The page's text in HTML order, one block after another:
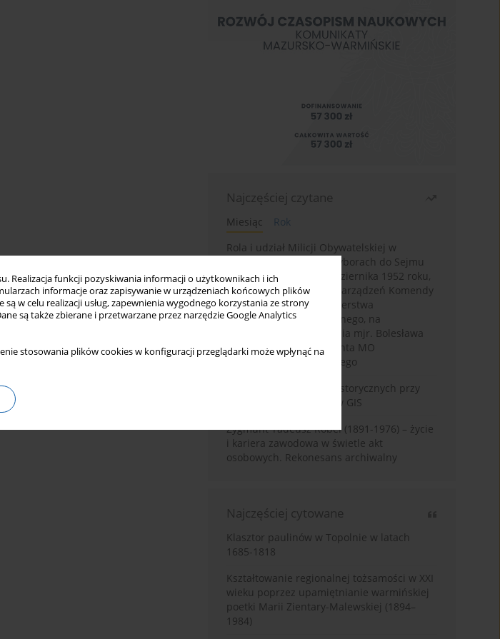
Realizacja funkcji pozyskiwania informacji o użytkownikach i ich
informacje oraz zapisywanie w urządzeniach końcowych plików
w celu realizacji usług, zapewnienia wygodnego korzystania ze strony
są także zbierane i przetwarzane przez narzędzie Google Analytics
stosowania plików cookies w konfiguracji przeglądarki może wpłynąć na
Najczęściej czytane
Miesiąc
Rok
Rola i udział Milicji Obywatelskiej w
kampanii wyborczej i wyborach do Sejmu
PRL I kadencji z 26 października 1952 roku,
w świetle wytycznych i zarządzeń Komendy
Głównej MO oraz Ministerstwa
Bezpieczeństwa Publicznego, na
przykładzie sprawozdania mjr. Bolesława
Wyszyńskiego komendanta MO
województwa olsztyńskiego
Granica w badaniach historycznych przy
wykorzystaniu serwerów GIS
Zygmunt Tadeusz Robel (1891-1976) – życie
i kariera zawodowa w świetle akt
osobowych. Rekonesans archiwalny
Najczęściej cytowane
Klasztor paulinów w Topolnie w latach
1685-1818
Kształtowanie regionalnej tożsamości w XXI
wieku poprzez upamiętnianie warmińskiej
poetki Marii Zientary-Malewskiej (1894–
1984)